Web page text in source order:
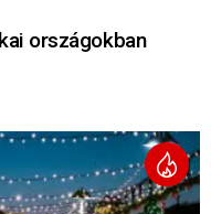
országokban